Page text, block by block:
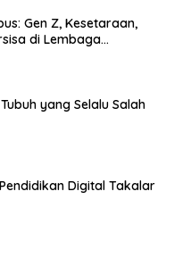
Gen Z, Kesetaraan,
di Lembaga
yang Selalu Salah
Digital Takalar